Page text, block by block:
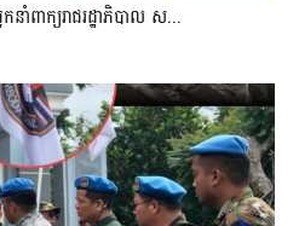
ពាក្យរាជរដ្ឋាភិបាល ស...